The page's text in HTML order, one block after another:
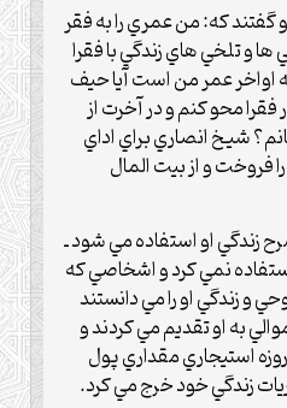
که‌:‌ من عمري را به فقر
و تلخي هاي زندگي با فقرا
اواخر عمر من است آيا ‌حيف
فقرا محو کنم و در آخرت از
شيخ انصاري براي اداي
فروخت و از بيت المال
زندگي او استفاده مي شود ـ
نمي کرد و اشخاصي که
و زندگي او را مي دانستند
به او تقديم مي کردند و
روزه استيجاري مقداري پول
زندگي خود خرج مي کرد‌.‌